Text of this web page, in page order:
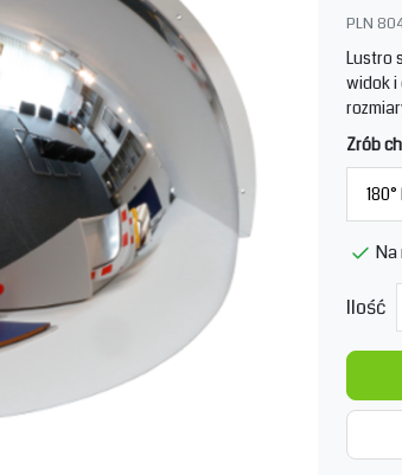
PLN
Lustro
widok i
Zrób
Ilość